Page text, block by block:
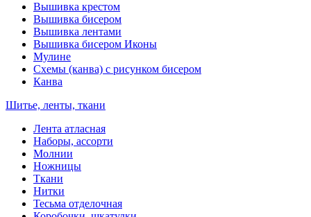
Вышивка крестом
Вышивка бисером
Вышивка лентами
Вышивка бисером Иконы
Мулине
Схемы (канва) с рисунком бисером
Канва
Шитье, ленты, ткани
Лента атласная
Наборы, ассорти
Молнии
Ножницы
Ткани
Нитки
Тесьма отделочная